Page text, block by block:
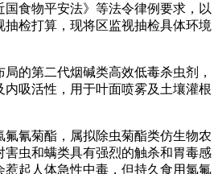
食物平安法》等法令律例要求，以
抽检打算，现将区监视抽检具体环境
第二代烟碱类高效低毒杀虫剂，
内吸活性，用于叶面喷雾及土壤灌根
氰菊酯，属拟除虫菊酯类仿生物农
害虫和螨类具有强烈的触杀和胃毒感
惹起人体急性中毒，但持久食用氯氟